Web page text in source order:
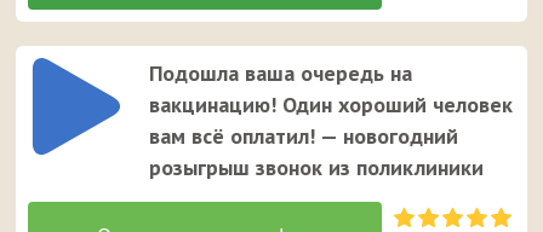
Подошла ваша очередь на
вакцинацию! Один хороший человек
вам всё оплатил! — новогодний
розыгрыш звонок из поликлиники